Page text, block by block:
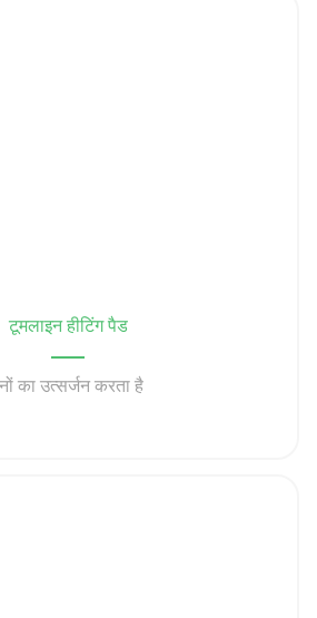
को कम करता है
टूमलाइन हीटिंग पैड
का उत्सर्जन करता है